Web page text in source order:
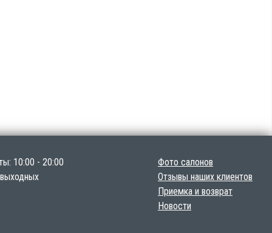
10:00 - 20:00
Фото салонов
Отзывы наших клиентов
Приемка и возврат
Новости